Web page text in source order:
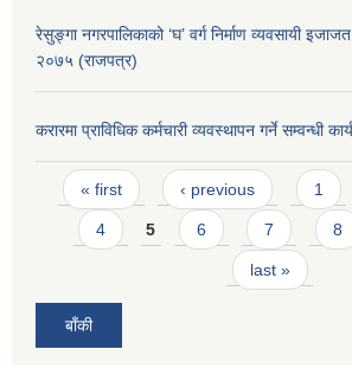
रेसुङ्गा नगरपालिकाको ‘घ’ वर्ग निर्माण व्यवसायी इजाजत
२०७५ (राजपत्र)
करारमा प्राविधिक कर्मचारी व्यवस्थापन गर्ने सम्वन्धी
Pages
« first ‹ previous 1
4 5 6 7 8
last »
बाँकी